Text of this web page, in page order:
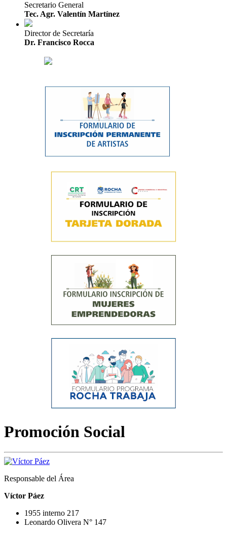
Secretario General
Tec. Agr. Valentín Martínez
Director de Secretaría
Dr. Francisco Rocca
Promoción Social
Responsable del Área
Víctor Páez
1955 interno 217
Leonardo Olivera N° 147